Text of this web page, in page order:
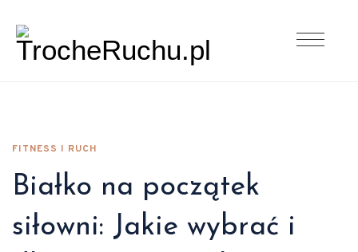
FITNESS I RUCH
Białko na początek
siłowni: Jakie wybrać i